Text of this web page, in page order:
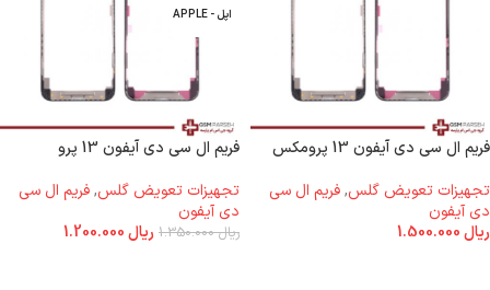
فریم ال سی دی آیفون 13 پرومکس
تجهیزات تعویض گلس,فریم ال سی
دی آیفون
ریال
اپل - APPLE
فریم ال سی دی آیفون 13 پرو
تجهیزات تعویض گلس,فریم ال سی
دی آیفون
ریال1.350.000 ریال